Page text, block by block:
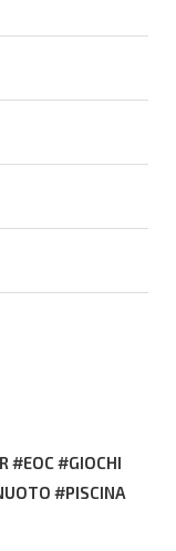
EOC
GIOCHI
PISCINA